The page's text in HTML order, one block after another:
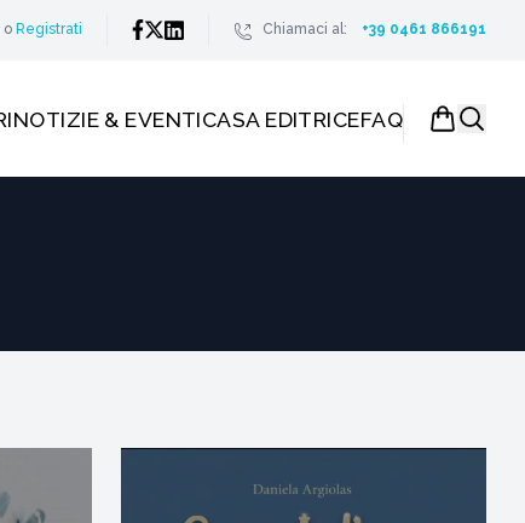
o Registrati Chiamaci al: +39 0461 866191
NOTIZIE & EVENTICASA EDITRICEFAQ